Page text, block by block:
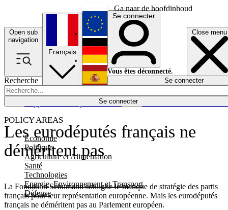
Ga naar de hoofdinhoud
Open sub
navigation
Close menu
Recherche
Se connecter
POLICY AREAS
Economie
Politique
Agriculture et Alimentation
Santé
Technologies
Energie, Environnement et Transport
Défense
Économie
Français
English
Deutsch
Español
Se connecter
Vous êtes déconnecté.
Se connecter
Les eurodéputés français ne
déméritent pas
La Fondation Schumann souligne le manque de stratégie des partis
français pour leur représentation européenne. Mais les eurodéputés
français ne déméritent pas au Parlement européen.